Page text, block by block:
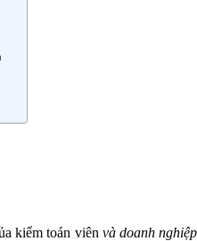
kiểm toán viên và doanh